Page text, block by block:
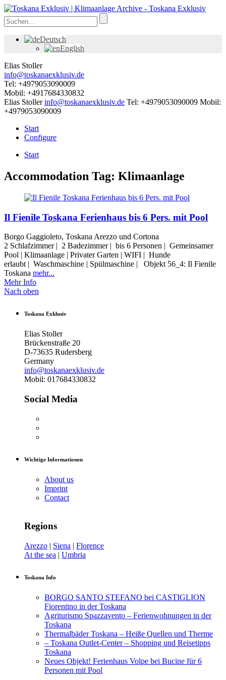
Deutsch
English
Elias Stoller
info@toskanaexklusiv.de
Tel: +4979053090009
Mobil: +4917684330832
Elias Stoller info@toskanaexklusiv.de Tel: +4979053090009 Mobil:
+4979053090009
Start
Configure
Start
Accommodation Tag: Klimaanlage
Il Fienile Toskana Ferienhaus bis 6 Pers. mit Pool
Borgo Gaggioleto, Toskana Arezzo und Cortona
2 Schlafzimmer | 2 Badezimmer | bis 6 Personen | Gemeinsamer
Pool | Klimaanlage | Privater Garten | WIFI | Hunde
erlaubt | Waschmaschine | Spülmaschine | Objekt 56_4: Il Fienile
Toskana mehr...
Mehr Info
Nach oben
Toskana Exklusiv
Elias Stoller
Brückenstraße 20
D-73635 Rudersberg
Germany
info@toskanaexklusiv.de
Mobil: 017684330832
Social Media
Wichtige Informationen
About us
Imprint
Contact
Regions
Arezzo | Siena | Florence
At the sea | Umbria
Toskana Info
BORGO SANTO STEFANO bei CASTIGLION
Fiorentino in der Toskana
Agriturismo Spazzavento – Ferienwohnungen in der
Toskana
Thermalbäder Toskana – Heiße Quellen und Therme
– Toskana Outlet-Center – Shopping und Reisetipps
Toskana
Neues Objekt! Ferienhaus Volpe bei Bucine für 6
Personen mit Pool